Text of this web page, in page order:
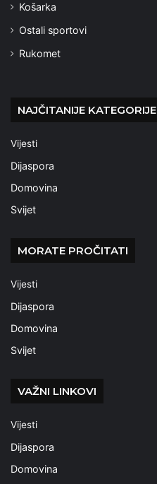
Košarka
Ostali sportovi
Rukomet
NAJČITANIJE KATEGORIJE
Vijesti
Dijaspora
Domovina
Svijet
MORATE PROČITATI
Vijesti
Dijaspora
Domovina
Svijet
VAŽNI LINKOVI
Vijesti
Dijaspora
Domovina